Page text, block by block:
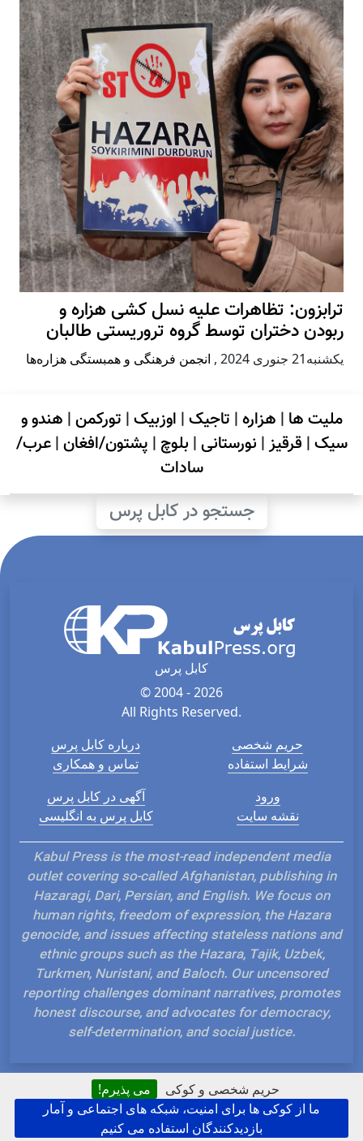
حریم شخصی و کوکی
می پذیرم!
ما از کوکی ها برای امنیت، شبکه های اجتماعی و آمار
بازدیدکنندگان استفاده می کنیم
ترابزون: تظاهرات علیه نسل کشی هزاره و
ربودن دختران توسط گروه تروریستی طالبان
يكشنبه21 جنوری 2024 , انجمن فرهنگی و همبستگی هزاره‌ها
ملیت ها | هزاره| تاجیک| اوزبیک| تورکمن| هندو و
سیک| قرقیز| نورستانی| بلوچ | پشتون/افغان|عرب/
سادات
جستجو در کابل پرس
کابل پرس
© 2004 - 2026
All Rights Reserved.
درباره کابل پرس
تماس و همکاری
حریم شخصی
شرایط استفاده
آگهی در کابل پرس
کابل پرس به انگلیسی
ورود
نقشه سایت
Kabul Press is the most-read independent media
outlet covering so-called Afghanistan, publishing in
Hazaragi, Dari, Persian, and English. We focus on
human rights, freedom of expression, the Hazara
genocide, and issues affecting stateless nations and
ethnic groups such as the Hazara, Tajik, Uzbek,
Turkmen, Nuristani, and Baloch. Our uncensored
reporting challenges dominant narratives, promotes
honest discourse, and advocates for democracy,
self-determination, and social justice.
Hosted and Developed by IP Plans